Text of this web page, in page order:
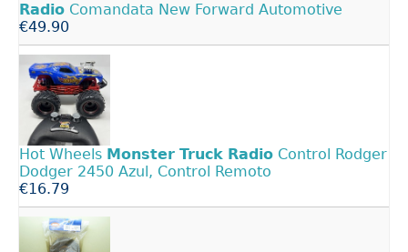
Radio Comandata New Forward Automotive
€49.90
Hot Wheels Monster Truck Radio Control Rodger
Dodger 2450 Azul, Control Remoto
€16.79